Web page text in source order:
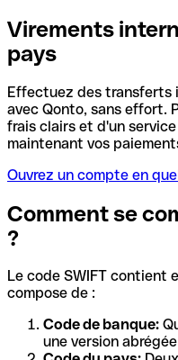
Virements
pays
Effectuez des transferts
avec Qonto, sans effort.
frais clairs et d'un
maintenant vos
Ouvrez un compte en
Comment se
?
Le code SWIFT contient
compose de :
Code de banque:
une version